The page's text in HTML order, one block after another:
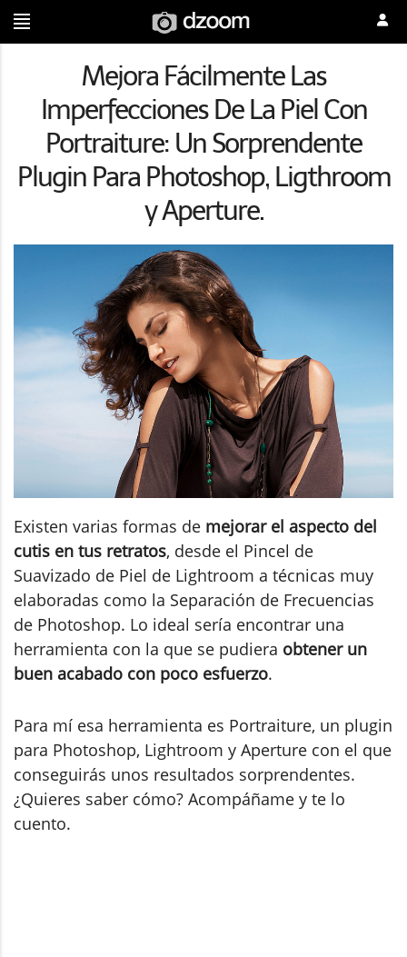
Mejora Fácilmente Las
Imperfecciones De La Piel Con
Portraiture: Un Sorprendente
Plugin Para Photoshop, Ligthroom
y Aperture.
Existen varias formas de mejorar el aspecto del
cutis en tus retratos, desde el Pincel de
Suavizado de Piel de Lightroom a técnicas muy
elaboradas como la Separación de Frecuencias
de Photoshop. Lo ideal sería encontrar una
herramienta con la que se pudiera obtener un
buen acabado con poco esfuerzo.
Para mí esa herramienta es Portraiture, un plugin
para Photoshop, Lightroom y Aperture con el que
conseguirás unos resultados sorprendentes.
¿Quieres saber cómo? Acompáñame y te lo
cuento.